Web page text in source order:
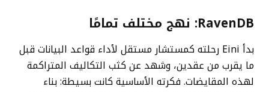
RavenDB: نهج مختلف تمامًا
بدأ Eini رحلته كمستشار مستقل لأداء قواعد البيانات قبل
ما يقرب من عقدين، وشهد عن كثب التكاليف المتراكمة
لهذه المقايضات. فكرته الأساسية كانت بسيطة: بناء